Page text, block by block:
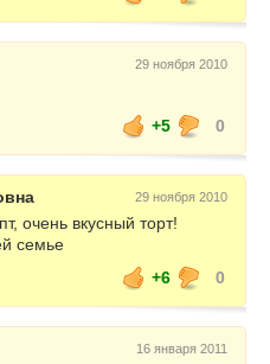
29 ноября 2010
+5
0
29 ноября 2010
очень вкусный торт!
семье
+6
0
16 января 2011